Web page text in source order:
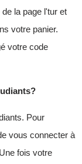
la page l'tur et
votre panier.
votre code
Pour
vous connecter à
fois votre